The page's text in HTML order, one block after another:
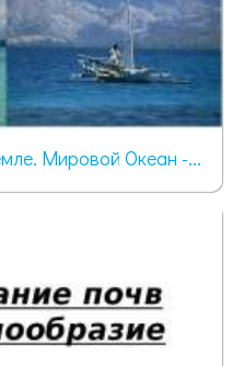
Мировой Океан -...